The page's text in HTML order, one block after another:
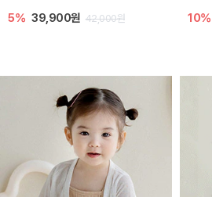
10% 23,400원 26,000원 20%